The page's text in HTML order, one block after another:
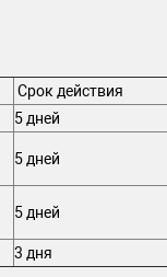
Срок действия
5 дней
5 дней
5 дней
3 дня